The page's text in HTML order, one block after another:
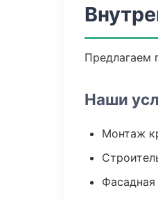
Предлагаем
Наши
Монтаж
Фасадная